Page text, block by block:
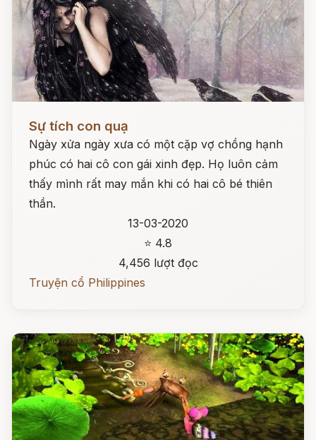
Sự tích con quạ
Ngày xửa ngày xưa có một cặp vợ chồng hạnh
phúc có hai cô con gái xinh đẹp. Họ luôn cảm
thấy mình rất may mắn khi có hai cô bé thiên
thần.
13-03-2020
⭐ 4.8
4,456 lượt đọc
Truyện cổ Philippines